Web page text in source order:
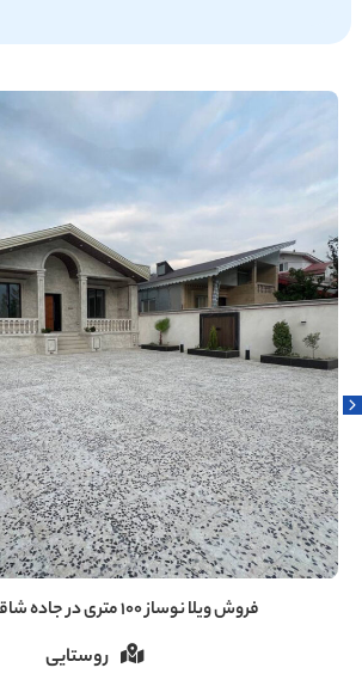
فروش ویلا ۶۰ متری دنج در سروندان سنگر رشت